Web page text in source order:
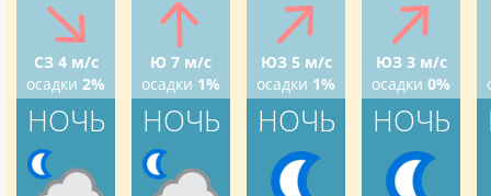
СЗ 4 м/с
осадки 2%
НОЧЬ
Ю 7 м/с
осадки 1%
НОЧЬ
ЮЗ 5 м/с
осадки 1%
НОЧЬ
ЮЗ 3 м/с
осадки 0%
НОЧЬ